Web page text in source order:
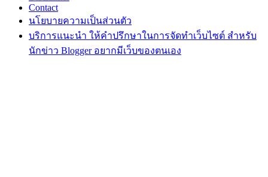
Contact
นโยบายความเป็นส่วนตัว
บริการแนะนำ ให้คำปรึกษาในการจัดทำเว็บไซต์ สำหรับ
นักข่าว Blogger อยากมีเว็บของตนเอง